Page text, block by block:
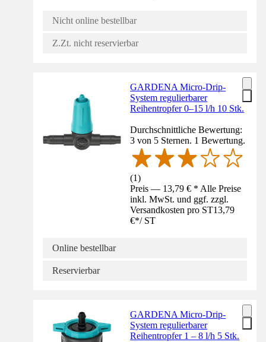
Nicht online bestellbar
Z.Zt. nicht reservierbar
GARDENA Micro-Drip-
System regulierbarer
Reihentropfer 0–15 l/h 10 Stk.
Durchschnittliche Bewertung:
3 von 5 Sternen. 1 Bewertung.
(1)
Preis — 13,79 € * Alle Preise
inkl. MwSt. und ggf. zzgl.
Versandkosten pro ST13,79
€*/ ST
Online bestellbar
Reservierbar
GARDENA Micro-Drip-
System regulierbarer
Reihentropfer 1 – 8 l/h 5 Stk.